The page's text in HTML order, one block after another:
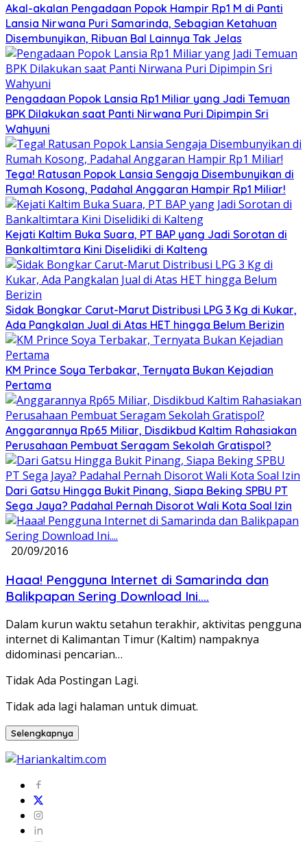
Akal-akalan Pengadaan Popok Hampir Rp1 M di Panti
Lansia Nirwana Puri Samarinda, Sebagian Ketahuan
Disembunyikan, Ribuan Bal Lainnya Tak Jelas
Pengadaan Popok Lansia Rp1 Miliar yang Jadi Temuan
BPK Dilakukan saat Panti Nirwana Puri Dipimpin Sri
Wahyuni
Tega! Ratusan Popok Lansia Sengaja Disembunyikan di
Rumah Kosong, Padahal Anggaran Hampir Rp1 Miliar!
Kejati Kaltim Buka Suara, PT BAP yang Jadi Sorotan di
Bankaltimtara Kini Diselidiki di Kalteng
Sidak Bongkar Carut-Marut Distribusi LPG 3 Kg di Kukar,
Ada Pangkalan Jual di Atas HET hingga Belum Berizin
KM Prince Soya Terbakar, Ternyata Bukan Kejadian
Pertama
Anggarannya Rp65 Miliar, Disdikbud Kaltim Rahasiakan
Perusahaan Pembuat Seragam Sekolah Gratispol?
Dari Gatsu Hingga Bukit Pinang, Siapa Beking SPBU PT
Sega Jaya? Padahal Pernah Disorot Wali Kota Soal Izin
20/09/2016
Haaa! Pengguna Internet di Samarinda dan
Balikpapan Sering Download Ini….
Dalam kurun waktu setahun terakhir, aktivitas pengguna
internet di Kalimantan Timur (Kaltim) nampaknya
didominasi pencarian…
Tidak Ada Postingan Lagi.
Tidak ada lagi halaman untuk dimuat.
Selengkapnya